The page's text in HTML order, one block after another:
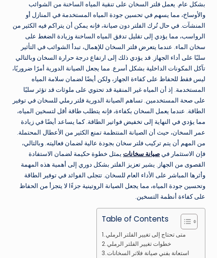
بشكل عام. يعمل فلتر السخان على تنقية المياه الساخنة من الشوائب
والأوساخ، مما يسهم في تحسين جودة المياه المستخدمة في المنازل أو
المنشآت. في حال تُرك الفلتر دون صيانة، فإنه يمكن أن يتراكم فيه الكثير من
الرواسب، مما يؤدي إلى تقليل تدفق المياه الساخنة وزيادة الضغط على
سخان الماء. عندما يتعرض فلتر السخان للإهمال، تبدأ الشوائب في التأثير
سلبًا على أداء الجهاز. قد يؤدي ذلك إلى ارتفاع درجة حرارة السخان وبالتالي
تآكل المكونات الداخلية بشكل أسرع. مما يجعل الصيانة الدورية أمرًا ضروريًا،
ليس فقط للحفاظ على كفاءة الجهاز، ولكن أيضًا لضمان سلامة المياه
المستخدمة. إذ أن المياه غير المنقية قد تحتوي على ملوثات قد تؤثر سلبًا
على صحة المستخدمين. تساهم الصيانة الدورية فلتر رملي للسخان في توفير
الطاقة. عندما يعمل السخان بكفاءة، فإنه يتطلب طاقة أقل لتسخين المياه،
مما يؤدي في النهاية إلى تخفيض فواتير الطاقة. كما يساعد أيضًا في زيادة
عمر السخان، حيث أن الصيانة المنتظمة تمنع الكثير من الأعطال المحتملة.
من المهم أن يتم تركيب فلتر سخان بجودة عالية لضمان فعاليته. وبالتالي،
فإن الاستثمار فيصيانة سخانات يمثل خطوة حكيمة لضمان الاستفادة
القصوى من الجهاز. يشير تعزيز الفلتر بشكل دوري إلى أهمية هذه المهمة
وأثرها المباشر على الأداء العام للسخان. تتجلى الفوائد في توفير الطاقة
وتحسين جودة المياه، مما يجعل الصيانة الروتينية جزءًا لا يتجزأ من الحفاظ
على كفاءة أنظمة التسخين.
Table of Contents
متى تحتاج إلى تغيير الفلتر الرملي
خطوات تغيير الفلتر الرملي
استعانة بفني صيانة فلاتر السخانات